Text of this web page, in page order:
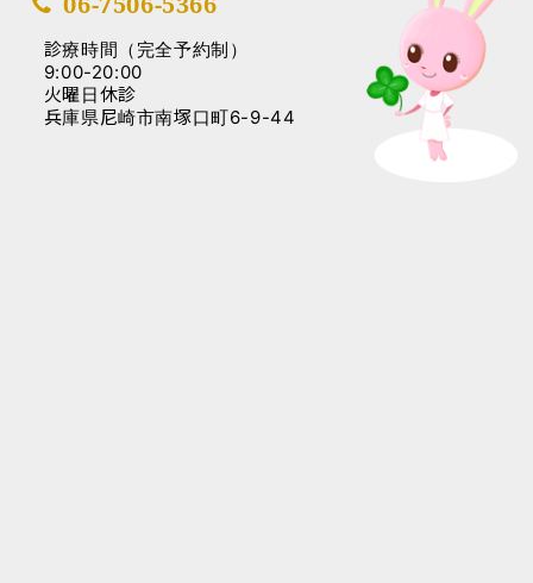
診療時間（完全予約制）
9:00-20:00
火曜日休診
兵庫県尼崎市南塚口町6-9-44